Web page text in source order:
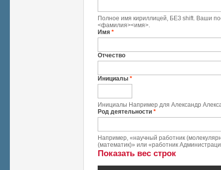
Полное имя кириллицей, БЕЗ shift. Ваши
<фамилия><имя>.
Имя *
Отчество
Инициалы *
Инициалы Например для Александр
Род деятельности *
Например, «научный работник
(математик)» или «работник
Показать вес строк